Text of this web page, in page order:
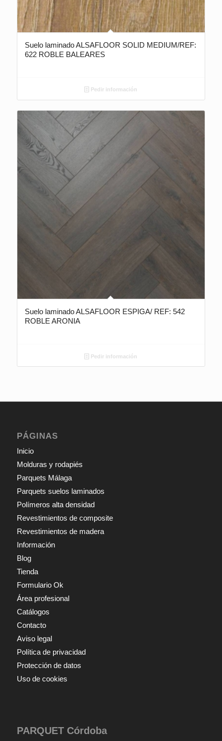
Suelo laminado ALSAFLOOR SOLID MEDIUM/REF:
622 ROBLE BALEARES
Pedir información
Suelo laminado ALSAFLOOR ESPIGA/ REF: 542
ROBLE ARONIA
Pedir información
PÁGINAS
Inicio
Molduras y rodapiés
Parquets Málaga
Parquets suelos laminados
Polímeros alta densidad
Revestimientos de composite
Revestimientos de madera
Información
Blog
Tienda
Formulario Ok
Área profesional
Catálogos
Contacto
Aviso legal
Política de privacidad
Protección de datos
Uso de cookies
PARQUET Córdoba